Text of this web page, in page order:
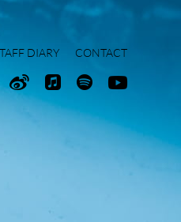
DIARY CONTACT